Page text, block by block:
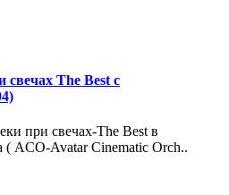
The Best с
при свечах-The Best в
ACO-Avatar Cinematic Orch..